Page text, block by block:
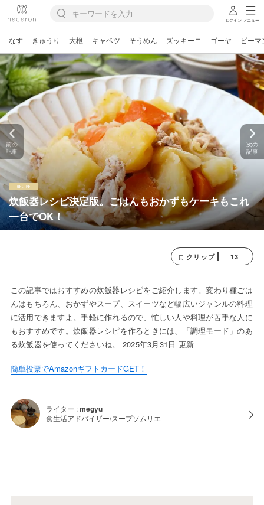
ログイン メニュー
なす きゅうり 大根 キャベツ そうめん ズッキーニ ゴーヤ ピーマ
炊飯器レシピ決定版。ごはんもおかずもケーキもこれ
一台でOK！
前の
記事
次の
記事
クリップ 13
この記事ではおすすめの炊飯器レシピをご紹介します。変わり種ごは
んはもちろん、おかずやスープ、スイーツなど幅広いジャンルの料理
に活用できますよ。手軽に作れるので、忙しい人や料理が苦手な人に
もおすすめです。炊飯器レシピを作るときには、「調理モード」のあ
る炊飯器を使ってくださいね。 2025年3月31日 更新
簡単投票でAmazonギフトカードGET！
ライター :megyu
食生活アドバイザー/スープソムリエ